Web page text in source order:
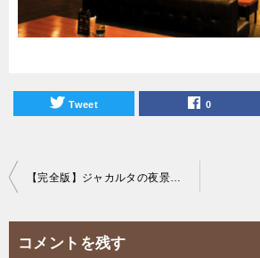
Tweet 0
投
【完全版】ジャカルタの夜景を一望できる20のおすすめスカイバーを紹介！
コメントを残す